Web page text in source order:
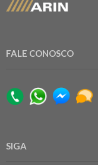
FALE CONOSCO
SIGA